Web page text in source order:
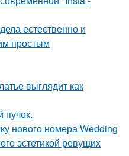
естественно и
простым
выглядит как
пучок.
нового номера Wedding
эстетикой ревущих